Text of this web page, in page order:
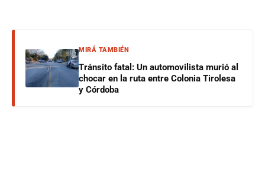
MIRÁ TAMBIÉN
Tránsito fatal: Un automovilista murió al
chocar en la ruta entre Colonia Tirolesa
y Córdoba